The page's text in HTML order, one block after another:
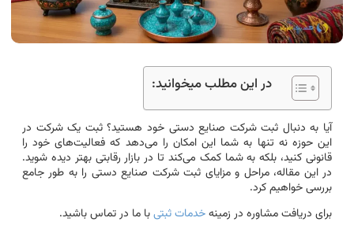
در این مطلب میخوانید:
آیا به دنبال ثبت شرکت صنایع دستی خود هستید؟ ثبت یک شرکت در
این حوزه نه تنها به شما این امکان را می‌دهد که فعالیت‌های خود را
قانونی کنید، بلکه به شما کمک می‌کند تا در بازار رقابتی بهتر دیده شوید.
در این مقاله، مراحل و مزایای ثبت شرکت صنایع دستی را به طور جامع
بررسی خواهیم کرد.
برای دریافت مشاوره در زمینهخدمات ثبتیبا ما در تماس باشید.